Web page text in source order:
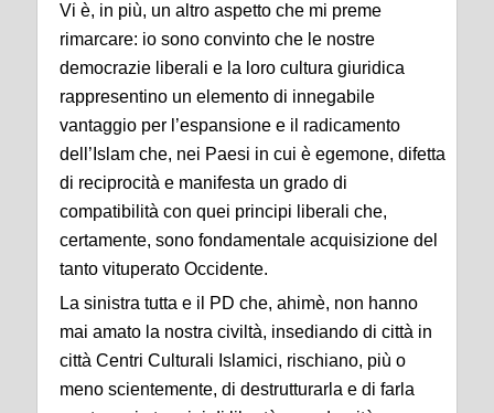
Vi è, in più, un altro aspetto che mi preme
rimarcare: io sono convinto che le nostre
democrazie liberali e la loro cultura giuridica
rappresentino un elemento di innegabile
vantaggio per l’espansione e il radicamento
dell’Islam che, nei Paesi in cui è egemone, difetta
di reciprocità e manifesta un grado di
compatibilità con quei principi liberali che,
certamente, sono fondamentale acquisizione del
tanto vituperato Occidente.
La sinistra tutta e il PD che, ahimè, non hanno
mai amato la nostra civiltà, insediando di città in
città Centri Culturali Islamici, rischiano, più o
meno scientemente, di destrutturarla e di farla